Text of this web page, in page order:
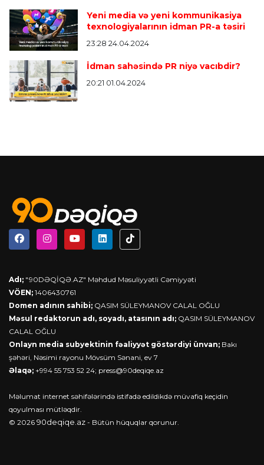
Yeni media və yeni kommunikasiya
texnologiyalarının idman PR-a təsiri
23:28 24.04.2024
İdman sahəsində PR niyə vacıbdir?
20:21 01.04.2024
Adı; "90DƏQİQƏ.AZ" Məhdud Məsuliyyətli Cəmiyyəti
VÖEN; 1406430761
Domen adının sahibi; QASIM SÜLEYMANOV CALAL OĞLU
Məsul redaktorun adı, soyadı, atasının adı; QASIM SÜLEYMANOV
CALAL OĞLU
Onlayn media subyektinin fəaliyyət göstərdiyi ünvan; Bakı
şəhəri, Nəsimi rayonu Mövsüm Sənani, ev 7
Əlaqə; +994 55 753 52 24; press@90deqiqe.az
Məlumat internet səhifələrində istifadə edildikdə müvafiq keçidin
qoyulması mütləqdir.
© 2026 90deqiqe.az - Bütün hüquqlar qorunur.